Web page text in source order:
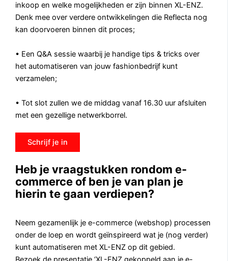
inkoop en welke mogelijkheden er zijn binnen XL-ENZ.
Denk mee over verdere ontwikkelingen die Reflecta nog
kan doorvoeren binnen dit proces;
• Een Q&A sessie waarbij je handige tips & tricks over
het automatiseren van jouw fashionbedrijf kunt
verzamelen;
• Tot slot zullen we de middag vanaf 16.30 uur afsluiten
met een gezellige netwerkborrel.
Schrijf je in
Heb je vraagstukken rondom e-
commerce of ben je van plan je
hierin te gaan verdiepen?
Neem gezamenlijk je e-commerce (webshop) processen
onder de loep en wordt geïnspireerd wat je (nog verder)
kunt automatiseren met XL-ENZ op dit gebied.